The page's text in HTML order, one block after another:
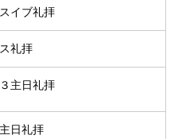
イブ礼拝
礼拝
主日礼拝
日礼拝